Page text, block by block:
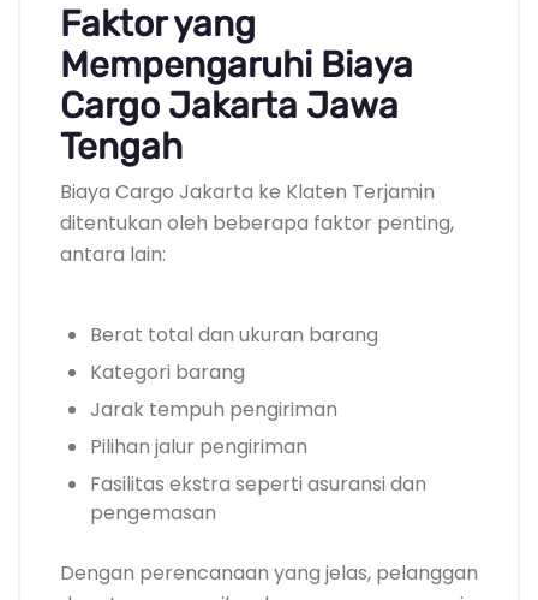
Faktor yang
Mempengaruhi Biaya
Cargo Jakarta Jawa
Tengah
Biaya Cargo Jakarta ke Klaten Terjamin
ditentukan oleh beberapa faktor penting,
antara lain:
Berat total dan ukuran barang
Kategori barang
Jarak tempuh pengiriman
Pilihan jalur pengiriman
Fasilitas ekstra seperti asuransi dan
pengemasan
Dengan perencanaan yang jelas, pelanggan